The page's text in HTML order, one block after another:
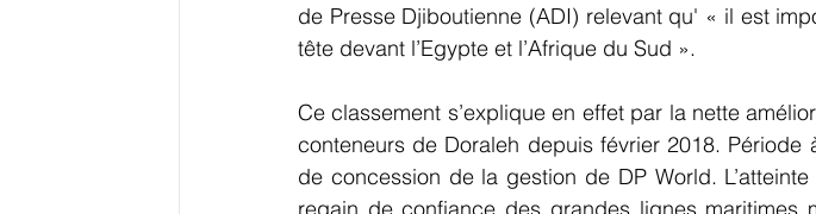
de Presse Djiboutienne (ADI) relevant qu' « il est
tête devant l’Egypte et l’Afrique du Sud ».
Ce classement s’explique en effet par la nette
conteneurs de Doraleh depuis février 2018.
de concession de la gestion de DP World.